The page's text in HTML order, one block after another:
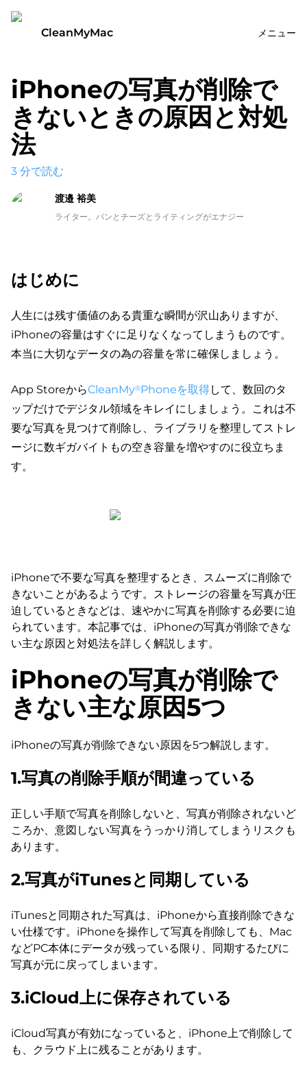
CleanMyMac メニュー
iPhoneの写真が削除で
きないときの原因と対処
法
3 分で読む
渡邉 裕美
ライター。パンとチーズとライティングがエナジー
はじめに
人生には残す価値のある貴重な瞬間が沢山ありますが、
iPhoneの容量はすぐに足りなくなってしまうものです。
本当に大切なデータの為の容量を常に確保しましょう。
App StoreからCleanMy®Phoneを取得して、数回のタ
ップだけでデジタル領域をキレイにしましょう。これは不
要な写真を見つけて削除し、ライブラリを整理してストレ
ージに数ギガバイトもの空き容量を増やすのに役立ちま
す。
iPhoneで不要な写真を整理するとき、スムーズに削除で
きないことがあるようです。ストレージの容量を写真が圧
迫しているときなどは、速やかに写真を削除する必要に迫
られています。本記事では、iPhoneの写真が削除できな
い主な原因と対処法を詳しく解説します。
iPhoneの写真が削除で
きない主な原因5つ
iPhoneの写真が削除できない原因を5つ解説します。
1.写真の削除手順が間違っている
正しい手順で写真を削除しないと、写真が削除されないど
ころか、意図しない写真をうっかり消してしまうリスクも
あります。
2.写真がiTunesと同期している
iTunesと同期された写真は、iPhoneから直接削除できな
い仕様です。iPhoneを操作して写真を削除しても、Mac
などPC本体にデータが残っている限り、同期するたびに
写真が元に戻ってしまいます。
3.iCloud上に保存されている
iCloud写真が有効になっていると、iPhone上で削除して
も、クラウド上に残ることがあります。